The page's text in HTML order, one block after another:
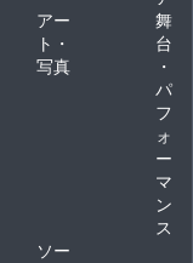
アー
ト・
写真
舞
台
・
パ
フ
ォ
ー
マ
ン
ス
ソー